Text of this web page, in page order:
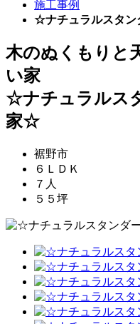
施工事例
☆ナチュラルスタ
木のぬくもりと
い家
☆ナチュラルス
家☆
裾野市
６ＬＤＫ
７人
５５坪